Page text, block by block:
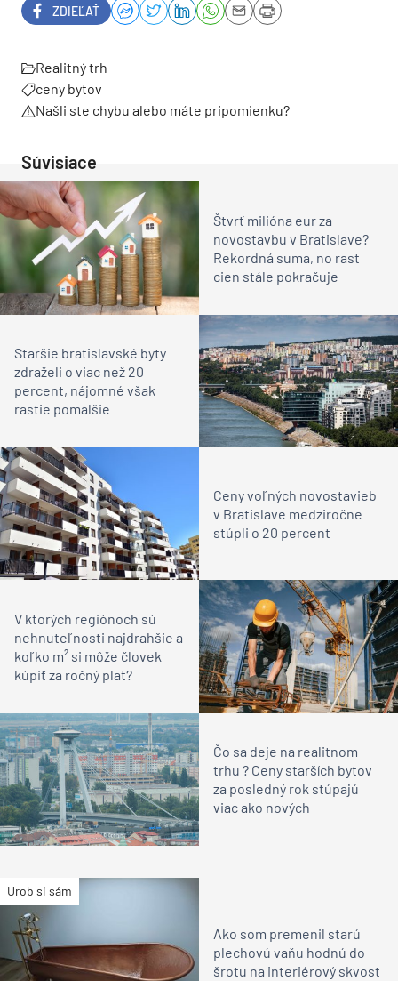
ZDIEĽAŤ
Realitný trh
ceny bytov
Našli ste chybu alebo máte pripomienku?
Súvisiace
Štvrť milióna eur za
novostavbu v Bratislave?
Rekordná suma, no rast
cien stále pokračuje
Staršie bratislavské byty
zdraželi o viac než 20
percent, nájomné však
rastie pomalšie
Ceny voľných novostavieb
v Bratislave medziročne
stúpli o 20 percent
V ktorých regiónoch sú
nehnuteľnosti najdrahšie a
koľko m² si môže človek
kúpiť za ročný plat?
Čo sa deje na realitnom
trhu ? Ceny starších bytov
za posledný rok stúpajú
viac ako nových
Urob si sám
Ako som premenil starú
plechovú vaňu hodnú do
šrotu na interiérový skvost